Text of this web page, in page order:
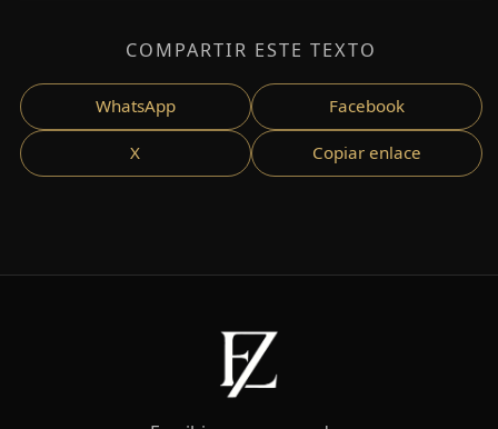
COMPARTIR ESTE TEXTO
WhatsApp Facebook
X Copiar enlace